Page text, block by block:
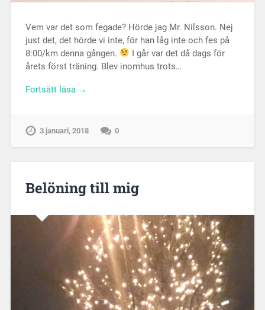
Vem var det som fegade? Hörde jag Mr. Nilsson. Nej
just det, det hörde vi inte, för han låg inte och fes på
8:00/km denna gången.
I går var det då dags för
årets först träning. Blev inomhus trots…
Fortsätt läsa →
3 januari, 2018 0
Belöning till mig